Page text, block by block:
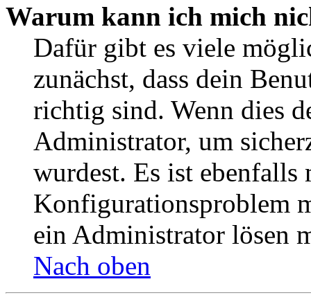
Warum kann ich mich
Dafür gibt es viele
zunächst, dass dein
richtig sind. Wenn dies
Administrator, um
wurdest. Es ist ebenfalls
Konfigurationsproblem
ein Administrator lösen
Nach oben